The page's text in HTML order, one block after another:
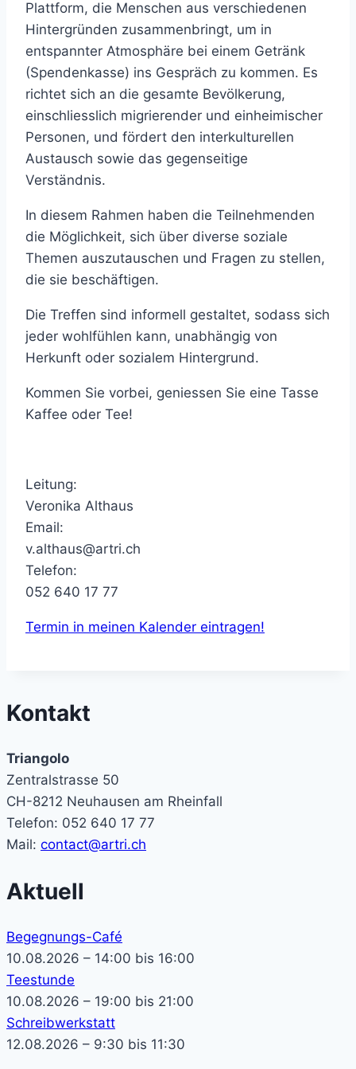
Plattform, die Menschen aus verschiedenen
Hintergründen zusammenbringt, um in
entspannter Atmosphäre bei einem Getränk
(Spendenkasse) ins Gespräch zu kommen. Es
richtet sich an die gesamte Bevölkerung,
einschliesslich migrierender und einheimischer
Personen, und fördert den interkulturellen
Austausch sowie das gegenseitige
Verständnis.
In diesem Rahmen haben die Teilnehmenden
die Möglichkeit, sich über diverse soziale
Themen auszutauschen und Fragen zu stellen,
die sie beschäftigen.
Die Treffen sind informell gestaltet, sodass sich
jeder wohlfühlen kann, unabhängig von
Herkunft oder sozialem Hintergrund.
Kommen Sie vorbei, geniessen Sie eine Tasse
Kaffee oder Tee!
Leitung:
Veronika Althaus
Email:
v.althaus@artri.ch
Telefon:
052 640 17 77
Termin in meinen Kalender eintragen!
Kontakt
Triangolo
Zentralstrasse 50
CH-8212 Neuhausen am Rheinfall
Telefon: 052 640 17 77
Mail: contact@artri.ch
Aktuell
Begegnungs-Café
10.08.2026 – 14:00 bis 16:00
Teestunde
10.08.2026 – 19:00 bis 21:00
Schreibwerkstatt
12.08.2026 – 9:30 bis 11:30